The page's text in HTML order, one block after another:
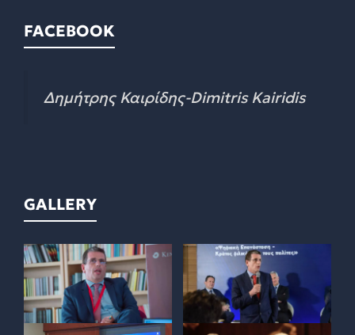
FACEBOOK
Δημήτρης Καιρίδης-Dimitris Kairidis
GALLERY